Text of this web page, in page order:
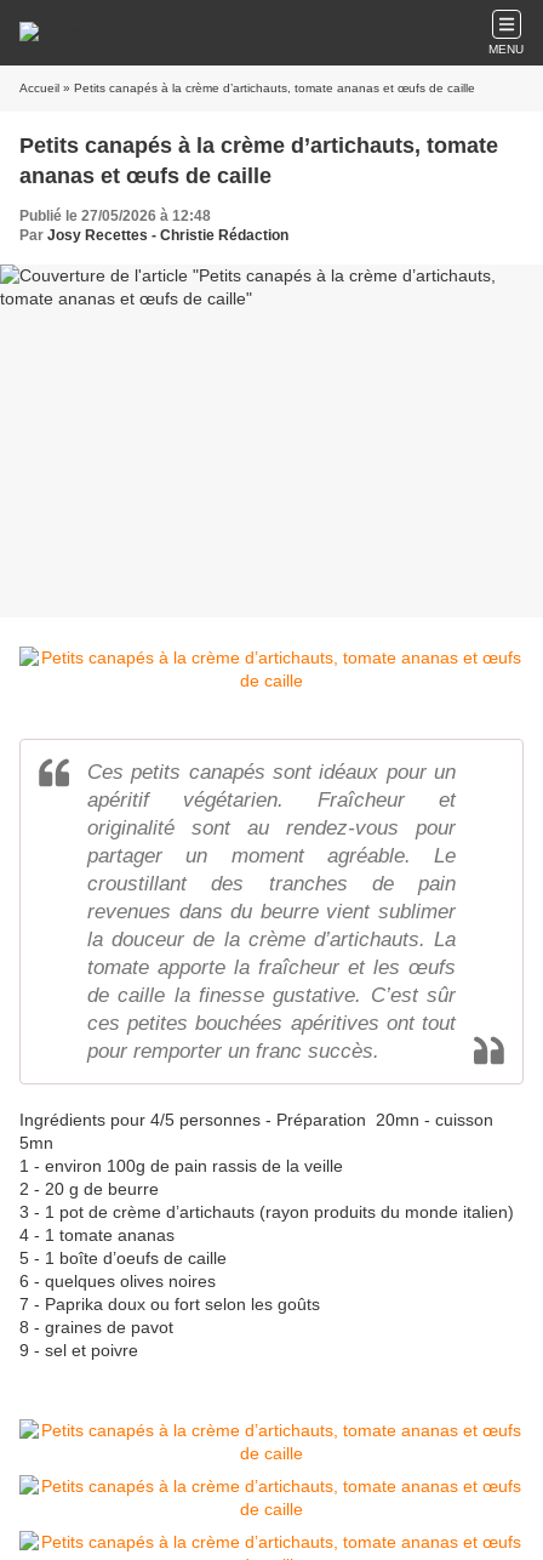
MENU
Accueil » Petits canapés à la crème d’artichauts, tomate ananas et œufs de caille
Petits canapés à la crème d’artichauts, tomate
ananas et œufs de caille
Publié le 27/05/2026 à 12:48
Par Josy Recettes - Christie Rédaction
Ces petits canapés sont idéaux pour un
apéritif végétarien. Fraîcheur et
originalité sont au rendez-vous pour
partager un moment agréable. Le
croustillant des tranches de pain
revenues dans du beurre vient sublimer
la douceur de la crème d’artichauts. La
tomate apporte la fraîcheur et les œufs
de caille la finesse gustative. C’est sûr
ces petites bouchées apéritives ont tout
pour remporter un franc succès.
Ingrédients pour 4/5 personnes - Préparation 20mn - cuisson
5mn
1 - environ 100g de pain rassis de la veille
2 - 20 g de beurre
3 - 1 pot de crème d’artichauts (rayon produits du monde italien)
4 - 1 tomate ananas
5 - 1 boîte d’oeufs de caille
6 - quelques olives noires
7 - Paprika doux ou fort selon les goûts
8 - graines de pavot
9 - sel et poivre